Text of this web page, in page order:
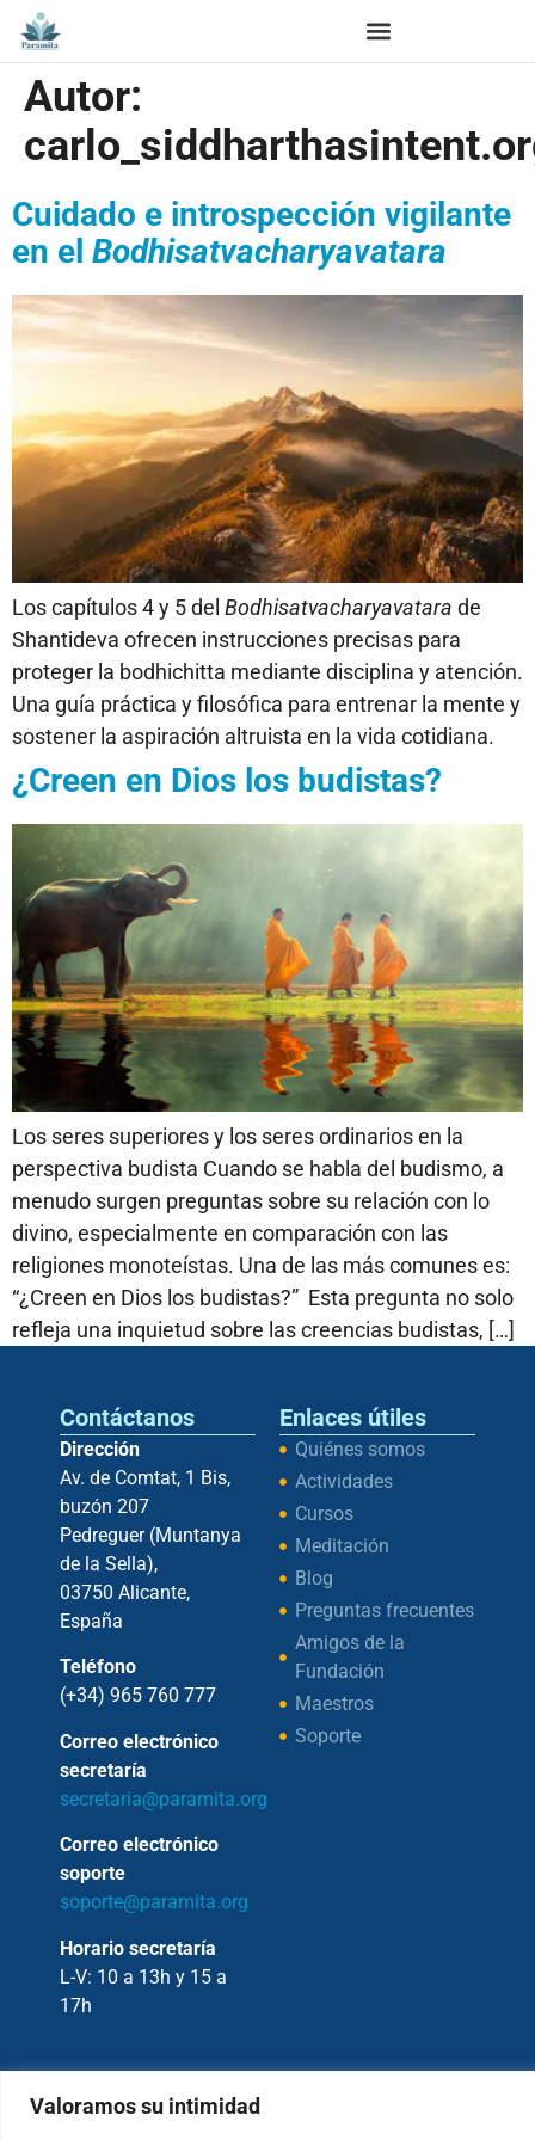
Valoramos su intimidad
Autor:
Cuidado e introspección vigilante
en el Bodhisatvacharyavatara
Los capítulos 4 y 5 del Bodhisatvacharyavatara de
Shantideva ofrecen instrucciones precisas para
proteger la bodhichitta mediante disciplina y atención.
Una guía práctica y filosófica para entrenar la mente y
sostener la aspiración altruista en la vida cotidiana.
¿Creen en Dios los budistas?
Los seres superiores y los seres ordinarios en la
perspectiva budista Cuando se habla del budismo, a
menudo surgen preguntas sobre su relación con lo
divino, especialmente en comparación con las
religiones monoteístas. Una de las más comunes es:
“¿Creen en Dios los budistas?” Esta pregunta no solo
refleja una inquietud sobre las creencias budistas, […]
Contáctanos
Dirección
Av. de Comtat, 1 Bis,
buzón 207
Pedreguer (Muntanya
de la Sella),
03750 Alicante,
España
Teléfono
(+34) 965 760 777
Correo electrónico
secretaría
secretaria@paramita.org
Correo electrónico
soporte
soporte@paramita.org
Horario secretaría
L-V: 10 a 13h y 15 a
17h
Enlaces útiles
Quiénes somos
Actividades
Cursos
Meditación
Blog
Preguntas frecuentes
Amigos de la
Fundación
Maestros
Soporte